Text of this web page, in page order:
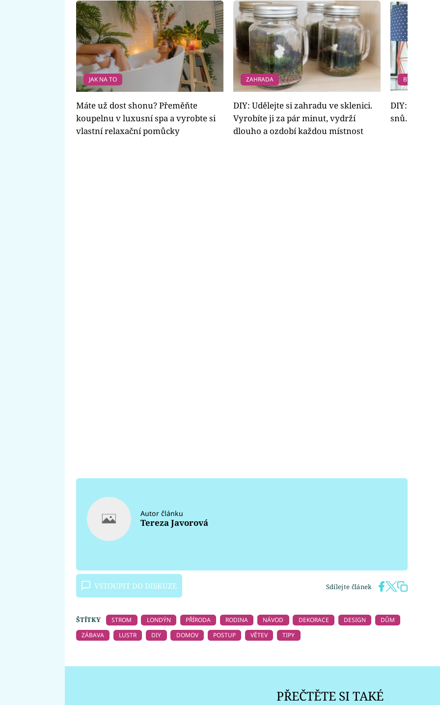
JAK NA TO
Máte už dost shonu? Přeměňte
koupelnu v luxusní spa a vyrobte si
vlastní relaxační pomůcky
ZAHRADA
DIY: Udělejte si zahradu ve sklenici.
Vyrobíte ji za pár minut, vydrží
dlouho a ozdobí každou místnost
BYDLENÍ
DIY:
snů. 10
Autor článku
Tereza Javorová
VSTOUPIT DO DISKUZE Sdílejte článek
ŠTÍTKY STROM LONDÝN PŘÍRODA RODINA NÁVOD DEKORACE DESIGN
DŮM
ZÁBAVA
LUSTR DIY DOMOV POSTUP VĚTEV TIPY
PŘEČTĚTE SI TAKÉ